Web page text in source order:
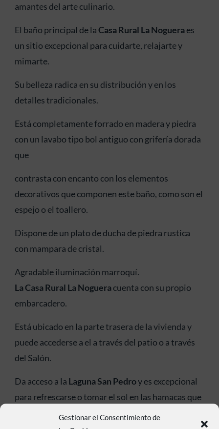
Gestionar el Consentimiento de
amantes del arte culinario.
El baño principal de laCasa Rural La Nogueraes
un sitio excepcional para cuidarte, relajarte y
mimarte.
Su belleza radica en su distribución y en los
detalles tradicionales.
Está completamente forrado en madera y piedra
con un lavabo tipo bol antiguo con grifería dorada
que
contrasta con encanto con los elementos
decorativos que componen este baño, como son el
espejo o el toallero.
Dispone de un plato de ducha de piedra rustica
con mampara de cristal.
Agradable iluminación marroquí.
La Casa Rural La Nogueracuenta con su propio
embarcadero.
Está ubicado en la parte trasera de la vivienda y
puede accederse a el a través del patio o a través
del Salón.
Da acceso a la Laguna San Pedroy es excepcional
para refrescarse o tomar el sol en las hamacas que
ponemos a vuestra disposición.